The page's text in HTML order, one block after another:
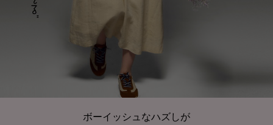
ボーイッシュなハズしが